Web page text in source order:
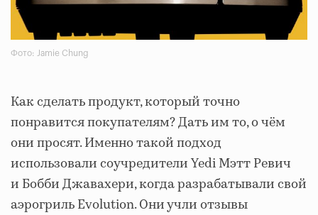
Фото: Jamie Chung
Как сделать продукт, который точно
понравится покупателям? Дать им то, о чём
они просят. Именно такой подход
использовали соучредители Yedi Мэтт Ревич
и Бобби Джавахери, когда разрабатывали свой
аэрогриль Evolution. Они учли отзывы